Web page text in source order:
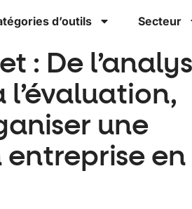
d’outils Secteur
: De
l’évaluation,
une
en